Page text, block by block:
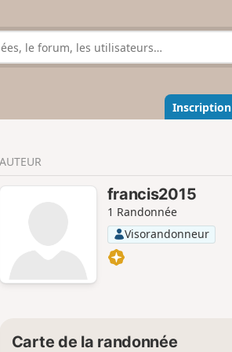
Inscription
AUTEUR
francis2015
1 Randonnée
Visorandonneur
Carte de la randonnée